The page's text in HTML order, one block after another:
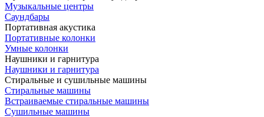
Музыкальные центры
Саундбары
Портативная акустика
Портативные колонки
Умные колонки
Наушники и гарнитура
Наушники и гарнитура
Стиральные и сушильные машины
Стиральные машины
Встраиваемые стиральные машины
Сушильные машины